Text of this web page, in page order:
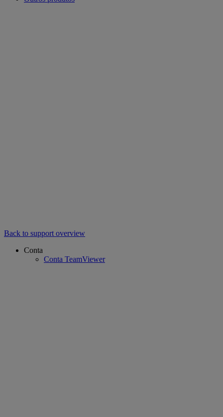
Back to support overview
Conta
Conta TeamViewer